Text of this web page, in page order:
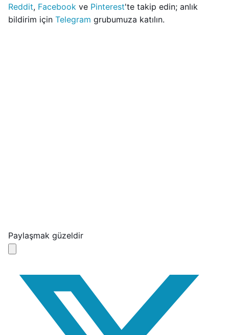
Reddit, Facebook ve Pinterest'te takip edin; anlık
bildirim için Telegram grubumuza katılın.
Paylaşmak güzeldir